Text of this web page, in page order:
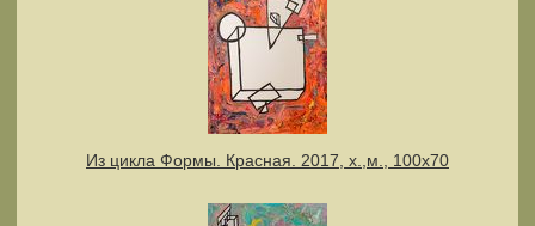
Из цикла Формы. Красная. 2017, х.,м., 100х70